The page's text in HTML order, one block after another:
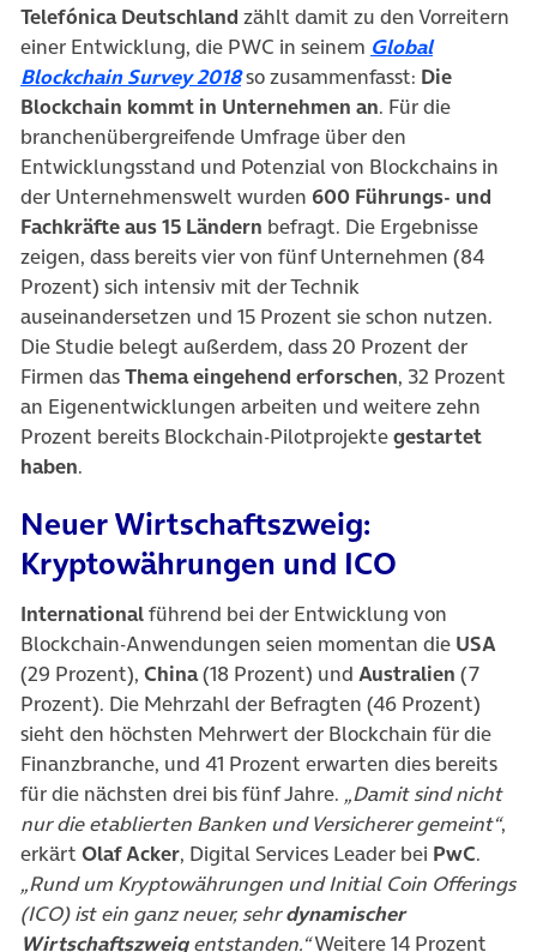
Telefónica Deutschland zählt damit zu den Vorreitern
einer Entwicklung, die PWC in seinem Global
Blockchain Survey 2018(öffnet in neuem Tab)
so zusammenfasst: Die
Blockchain kommt in Unternehmen an. Für die
branchenübergreifende Umfrage über den
Entwicklungsstand und Potenzial von Blockchains in
der Unternehmenswelt wurden 600 Führungs- und
Fachkräfte aus 15 Ländern befragt. Die Ergebnisse
zeigen, dass bereits vier von fünf Unternehmen (84
Prozent) sich intensiv mit der Technik
auseinandersetzen und 15 Prozent sie schon nutzen.
Die Studie belegt außerdem, dass 20 Prozent der
Firmen dasThema eingehend erforschen, 32 Prozent
an Eigenentwicklungen arbeiten und weitere zehn
Prozent bereits Blockchain-Pilotprojektegestartet
haben.
Neuer Wirtschaftszweig:
Kryptowährungen und ICO
Internationalführend bei der Entwicklung von
Blockchain-Anwendungen seien momentan die USA
(29 Prozent), China(18 Prozent) und Australien (7
Prozent). Die Mehrzahl der Befragten (46 Prozent)
sieht den höchsten Mehrwert der Blockchain für die
Finanzbranche, und 41 Prozent erwarten dies bereits
für die nächsten drei bis fünf Jahre. „Damit sind nicht
nur die etablierten Banken und Versicherer gemeint“,
erkärt Olaf Acker, Digital Services Leader bei PwC.
„Rund um Kryptowährungen und Initial Coin Offerings
(ICO) ist ein ganz neuer, sehrdynamischer
Wirtschaftszweigentstanden.“Weitere 14 Prozent